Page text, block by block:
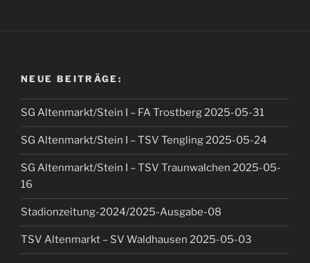
NEUE BEITRÄGE:
SG Altenmarkt/Stein I – FA Trostberg 2025-05-31
SG Altenmarkt/Stein I – TSV Tengling 2025-05-24
SG Altenmarkt/Stein I – TSV Traunwalchen 2025-05-
16
Stadionzeitung-2024/2025-Ausgabe-08
TSV Altenmarkt – SV Waldhausen 2025-05-03